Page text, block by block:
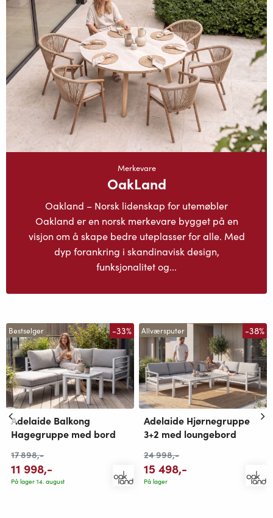
Merkevare
OakLand
Oakland – Norsk lidenskap for utemøbler
Oakland er en norsk merkevare bygget på en
visjon om å skape bedre uteplasser for alle. Med
dyp forankring i skandinavisk design,
funksjonalitet og...
Bestselger -33%
Adelaide Balkong
Hagegruppe med bord
17 898,-
11 998,-
På lager 14. august
Allværsputer -38%
Adelaide Hjørnegruppe
3+2 med loungebord
24 998,-
15 498,-
På lager